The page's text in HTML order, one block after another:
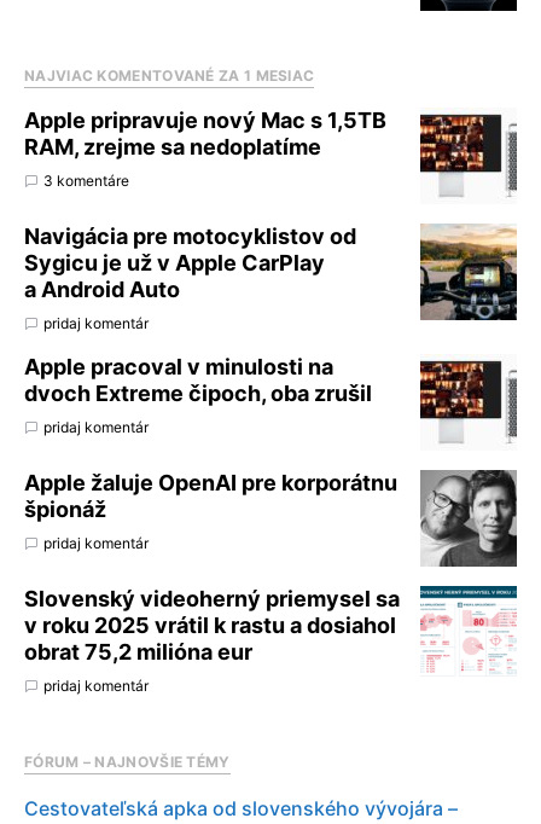
NAJVIAC KOMENTOVANÉ ZA 1 MESIAC
Apple pripravuje nový Mac s 1,5TB
RAM, zrejme sa nedoplatíme
3 komentáre
Navigácia pre motocyklistov od
Sygicu je už v Apple CarPlay
a Android Auto
pridaj komentár
Apple pracoval v minulosti na
dvoch Extreme čipoch, oba zrušil
pridaj komentár
Apple žaluje OpenAI pre korporátnu
špionáž
pridaj komentár
Slovenský videoherný priemysel sa
v roku 2025 vrátil k rastu a dosiahol
obrat 75,2 milióna eur
pridaj komentár
FÓRUM – NAJNOVŠIE TÉMY
Cestovateľská apka od slovenského vývojára –